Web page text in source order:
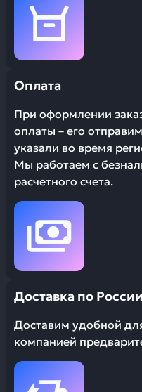
Оплата
При оформлении
оплаты – его
указали во время
Мы работаем с
расчетного счета.
Доставка по России
Доставим удобной
компанией